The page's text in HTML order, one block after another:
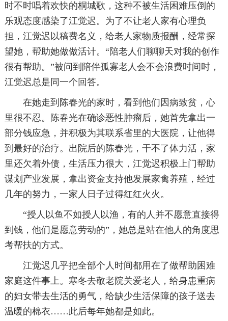
时不时唱着欢快的桐城歌，这种不被生活困难压倒的
乐观态度感染了江觉迟。为了不让老人家有心理负
担，江觉迟以稿费名义，给老人家物质报酬，经常探
望她，帮助她做做活计。“陪老人们聊聊天对我的创作
很有帮助。”被问到陪伴孤寡老人会不会浪费时间时，
江觉迟总是同一个回答。
在她走到陈春光的家时，看到他们因病致贫，心
里很不忍。陈春光在确诊恶性肿瘤后，她首先拿出一
部分钱应急，并积极为其联系省里的大医院，让他得
到最好的治疗。出院后的陈春光，干不了体力活，家
里还欠着外债，生活压力很大，江觉迟积极上门帮助
谋划产业发展，拿出资金支持他发展家禽养殖，经过
几年的努力，一家人日子过得红红火火。
“授人以鱼不如授人以渔，有的人并不愿意直接得
到钱，他们是愿意劳动的”，她总是站在他人的角度思
考帮扶的方式。
江觉迟几乎把全部个人时间都用在了做帮助困难
家庭这件事上。寒冬去敬老院关爱老人，给身患重病
的妇女带去生活的勇气，给缺少生活保障的孩子送去
温暖的棉衣……此后每年她都是如此。